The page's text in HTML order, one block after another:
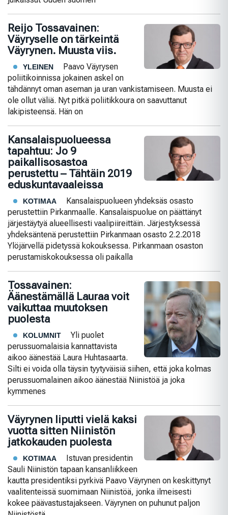
Reijo Tossavainen:
Väyryselle on tärkeintä
Väyrynen. Muusta viis.
YLEINEN
Paavo Väyrysen
poliitikoinnissa jokainen askel on
tähdännyt oman aseman ja uran vankistamiseen. Muusta ei
ole ollut väliä. Nyt pitkä poliitikkoura on saavuttanut
lakipisteensä. Hän on
Kansalaispuolueessa
tapahtuu: Jo 9
paikallisosastoa
perustettu – Tähtäin 2019
eduskuntavaaleissa
KOTIMAA
Kansalaispuolueen yhdeksäs osasto
perustettiin Pirkanmaalle. Kansalaispuolue on päättänyt
järjestäytyä alueellisesti vaalipiireittäin. Järjestyksessä
yhdeksäntenä perustettiin Pirkanmaan osasto 2.2.2018
Ylöjärvellä pidetyssä kokouksessa. Pirkanmaan osaston
perustamiskokouksessa oli paikalla
Tossavainen:
Äänestämällä Lauraa voit
vaikuttaa muutoksen
puolesta
KOLUMNIT
Yli puolet
perussuomalaisia kannattavista
aikoo äänestää Laura Huhtasaarta.
Silti ei voida olla täysin tyytyväisiä siihen, että joka kolmas
perussuomalainen aikoo äänestää Niinistöä ja joka
kymmenes
Väyrynen liputti vielä kaksi
vuotta sitten Niinistön
jatkokauden puolesta
KOTIMAA
Istuvan presidentin
Sauli Niinistön tapaan kansanliikkeen
kautta presidentiksi pyrkivä Paavo Väyrynen on keskittynyt
vaalitenteissä suomimaan Niinistöä, jonka ilmeisesti
kokee päävastustajakseen. Väyrynen on puhunut paljon